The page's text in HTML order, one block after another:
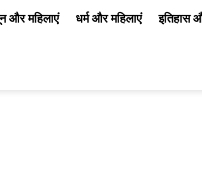
और महिलाएं धर्म और महिलाएं इतिहास